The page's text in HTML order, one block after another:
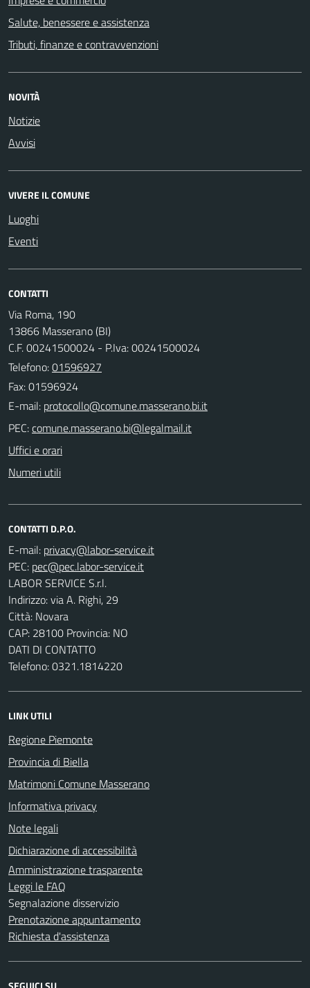
Salute, benessere e assistenza
Tributi, finanze e contravvenzioni
NOVITÀ
Notizie
Avvisi
VIVERE IL COMUNE
Luoghi
Eventi
CONTATTI
Via Roma, 190
13866 Masserano (BI)
C.F. 00241500024 - P.Iva: 00241500024
Telefono:01596927
Fax: 01596924
E-mail:
PEC:
Uffici e orari
Numeri utili
CONTATTI D.P.O.
E-mail:
PEC:
LABOR SERVICE S.r.l.
Indirizzo: via A. Righi, 29
Città: Novara
CAP: 28100 Provincia: NO
DATI DI CONTATTO
Telefono: 0321.1814220
LINK UTILI
Regione Piemonte
Provincia di Biella
Matrimoni Comune Masserano
Informativa privacy
Note legali
Dichiarazione di accessibilità
Amministrazione trasparente
Leggi le FAQ
Segnalazione disservizio
Prenotazione appuntamento
Richiesta d'assistenza